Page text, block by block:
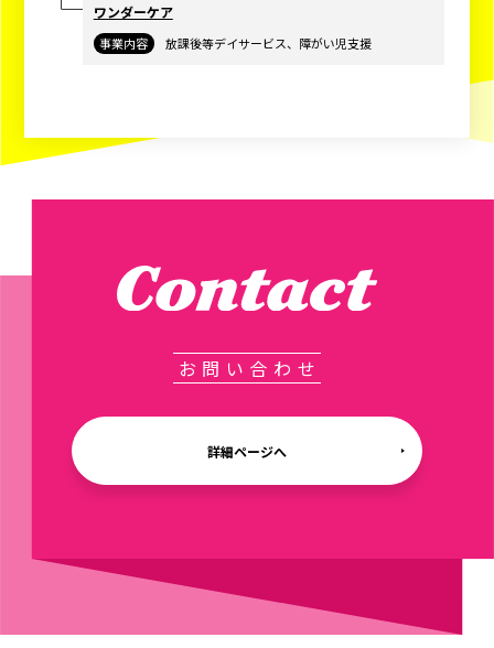
ワンダーケア
事業内容 放課後等デイサービス、障がい児支援
お問い合わせ
詳細ページへ